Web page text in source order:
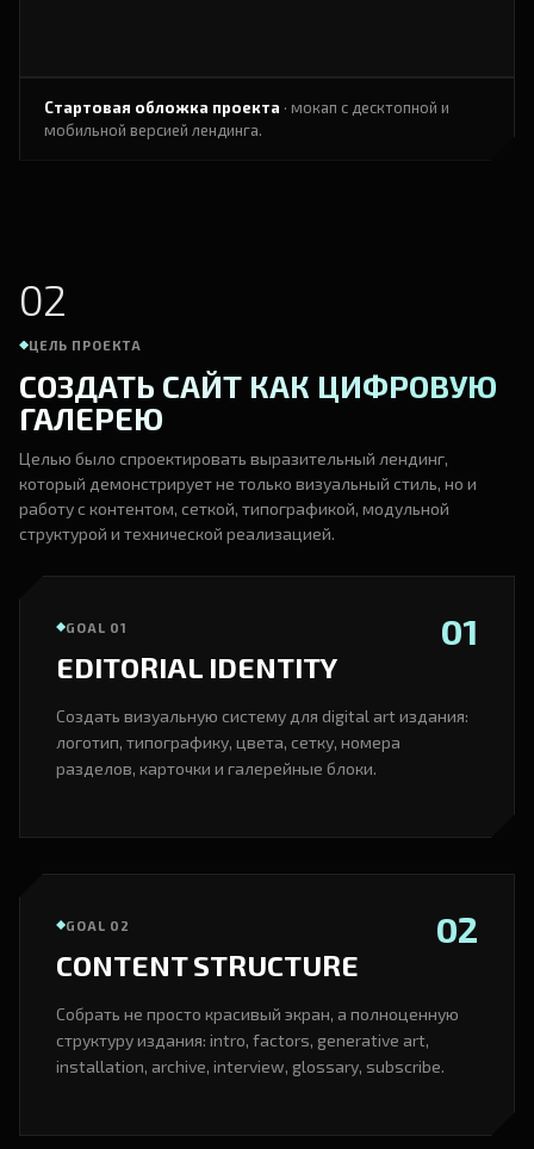
Стартовая обложка проекта · мокап с десктопной и
мобильной версией лендинга.
02
ЦЕЛЬ ПРОЕКТА
СОЗДАТЬ САЙТ КАК ЦИФРОВУЮ
ГАЛЕРЕЮ
Целью было спроектировать выразительный лендинг,
который демонстрирует не только визуальный стиль, но и
работу с контентом, сеткой, типографикой, модульной
структурой и технической реализацией.
GOAL 01
EDITORIAL IDENTITY
01
Создать визуальную систему для digital art издания:
логотип, типографику, цвета, сетку, номера
разделов, карточки и галерейные блоки.
GOAL 02
CONTENT STRUCTURE
02
Собрать не просто красивый экран, а полноценную
структуру издания: intro, factors, generative art,
installation, archive, interview, glossary, subscribe.